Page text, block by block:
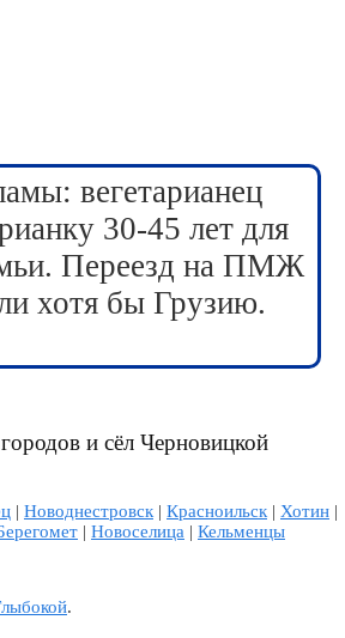
вегетарианец
30-45 лет для
Переезд на ПМЖ
хотя бы Грузию.
и сёл Черновицкой
| Новоднестровск | Красноильск | Хотин |
| Новоселица | Кельменцы
.